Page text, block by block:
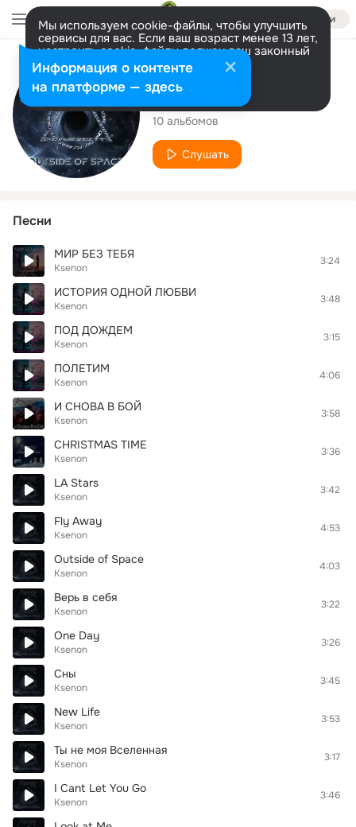
Войти
Мы используем cookie-файлы, чтобы улучшить
сервисы для вас. Если ваш возраст менее 13 лет,
настроить cookie-файлы должен ваш законный
представитель. Больше информации
Разрешить все Настроить
Исполнитель
Ksenon
10 альбомов
Слушать
Песни
МИР БЕЗ ТЕБЯ
Ksenon
3:24
ИСТОРИЯ ОДНОЙ ЛЮБВИ
Ksenon
3:48
ПОД ДОЖДЕМ
Ksenon
3:15
ПОЛЕТИМ
Ksenon
4:06
И СНОВА В БОЙ
Ksenon
3:58
CHRISTMAS TIME
Ksenon
3:36
LA Stars
Ksenon
3:42
Fly Away
Ksenon
4:53
Outside of Space
Ksenon
4:03
Верь в себя
Ksenon
3:22
One Day
Ksenon
3:26
Сны
Ksenon
3:45
New Life
Ksenon
3:53
Ты не моя Вселенная
Ksenon
3:17
I Cant Let You Go
Ksenon
3:46
Информация о контенте
на платформе — здесь